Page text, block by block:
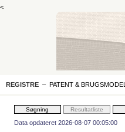
<
REGISTRE – PATENT & BRUGSMODEL
Data opdateret 2026-08-07 00:05:00